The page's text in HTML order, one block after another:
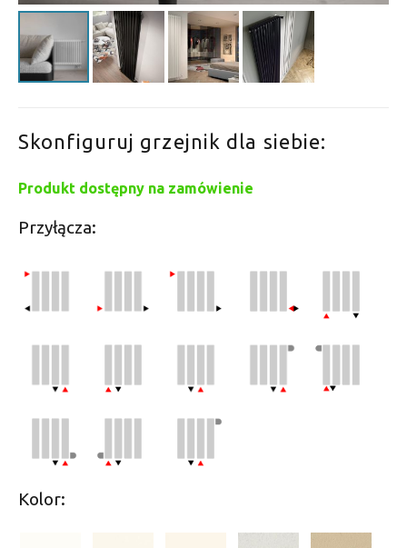
Skonfiguruj grzejnik dla siebie:
Produkt dostępny na zamówienie
Przyłącza:
Kolor: